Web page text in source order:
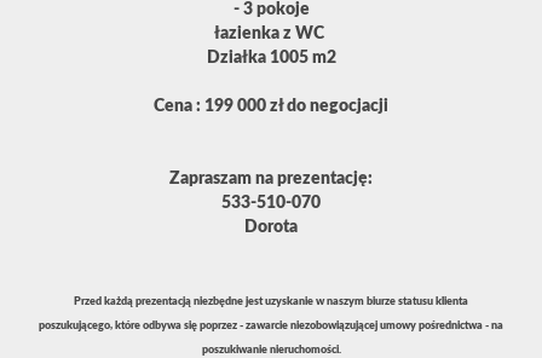
- 3 pokoje
łazienka z WC
Działka 1005 m2
Cena : 199 000 zł do negocjacji
Zapraszam na prezentację:
533-510-070
Dorota
Przed każdą prezentacją niezbędne jest uzyskanie w naszym biurze statusu klienta
poszukującego, które odbywa się poprzez - zawarcie niezobowiązującej umowy pośrednictwa - na
poszukiwanie nieruchomości.